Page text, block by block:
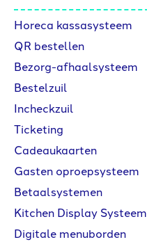
Horeca kassasysteem
QR bestellen
Bezorg-afhaalsysteem
Bestelzuil
Incheckzuil
Ticketing
Cadeaukaarten
Gasten oproepsysteem
Betaalsystemen
Kitchen Display Systeem
Digitale menuborden